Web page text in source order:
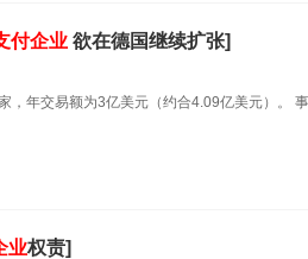
付企业 欲在德国继续扩张]
，年交易额为3亿美元（约合4.09亿美元）。
业权责]